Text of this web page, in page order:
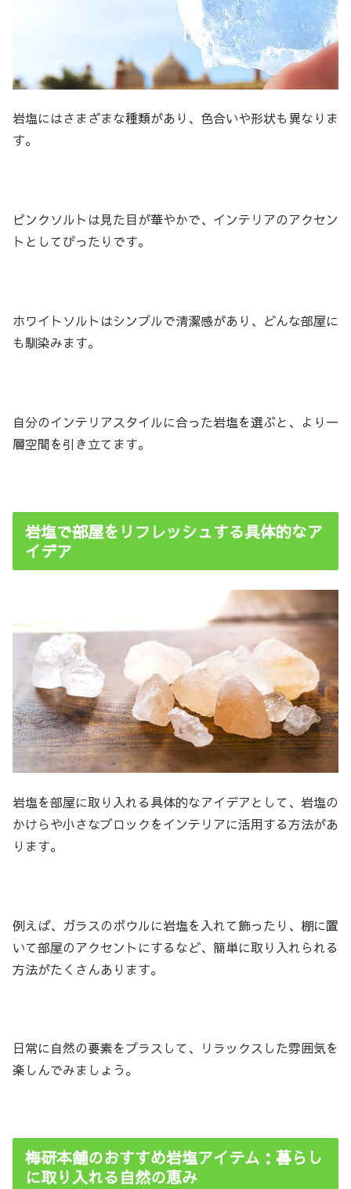
岩塩にはさまざまな種類があり、色合いや形状も異なりま
す。
ピンクソルトは見た目が華やかで、インテリアのアクセン
トとしてぴったりです。
ホワイトソルトはシンプルで清潔感があり、どんな部屋に
も馴染みます。
自分のインテリアスタイルに合った岩塩を選ぶと、より一
層空間を引き立てます。
岩塩で部屋をリフレッシュする具体的なア
イデア
岩塩を部屋に取り入れる具体的なアイデアとして、岩塩の
かけらや小さなブロックをインテリアに活用する方法があ
ります。
例えば、ガラスのボウルに岩塩を入れて飾ったり、棚に置
いて部屋のアクセントにするなど、簡単に取り入れられる
方法がたくさんあります。
日常に自然の要素をプラスして、リラックスした雰囲気を
楽しんでみましょう。
梅研本舗のおすすめ岩塩アイテム：暮らし
に取り入れる自然の恵み